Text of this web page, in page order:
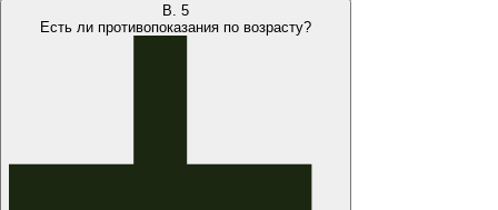
В. 5
Есть ли противопоказания по возрасту?